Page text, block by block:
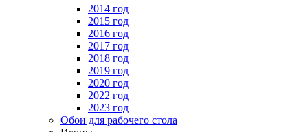
2014 год
2015 год
2016 год
2017 год
2018 год
2019 год
2020 год
2022 год
2023 год
Обои для рабочего стола